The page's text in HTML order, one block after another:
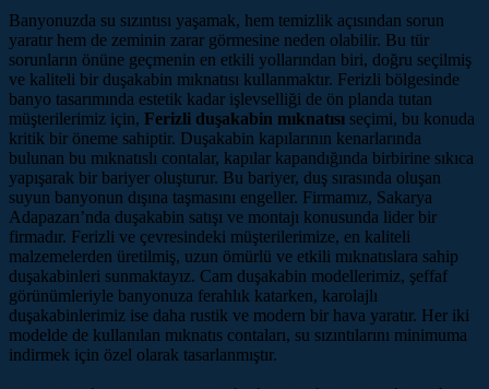
Banyonuzda su sızıntısı yaşamak, hem temizlik açısından sorun
yaratır hem de zeminin zarar görmesine neden olabilir. Bu tür
sorunların önüne geçmenin en etkili yollarından biri, doğru seçilmiş
ve kaliteli bir duşakabin mıknatısı kullanmaktır. Ferizli bölgesinde
banyo tasarımında estetik kadar işlevselliği de ön planda tutan
müşterilerimiz için, Ferizli duşakabin mıknatısı seçimi, bu konuda
kritik bir öneme sahiptir. Duşakabin kapılarının kenarlarında
bulunan bu mıknatıslı contalar, kapılar kapandığında birbirine sıkıca
yapışarak bir bariyer oluşturur. Bu bariyer, duş sırasında oluşan
suyun banyonun dışına taşmasını engeller. Firmamız, Sakarya
Adapazarı’nda duşakabin satışı ve montajı konusunda lider bir
firmadır. Ferizli ve çevresindeki müşterilerimize, en kaliteli
malzemelerden üretilmiş, uzun ömürlü ve etkili mıknatıslara sahip
duşakabinleri sunmaktayız. Cam duşakabin modellerimiz, şeffaf
görünümleriyle banyonuza ferahlık katarken, karolajlı
duşakabinlerimiz ise daha rustik ve modern bir hava yaratır. Her iki
modelde de kullanılan mıknatıs contaları, su sızıntılarını minimuma
indirmek için özel olarak tasarlanmıştır.